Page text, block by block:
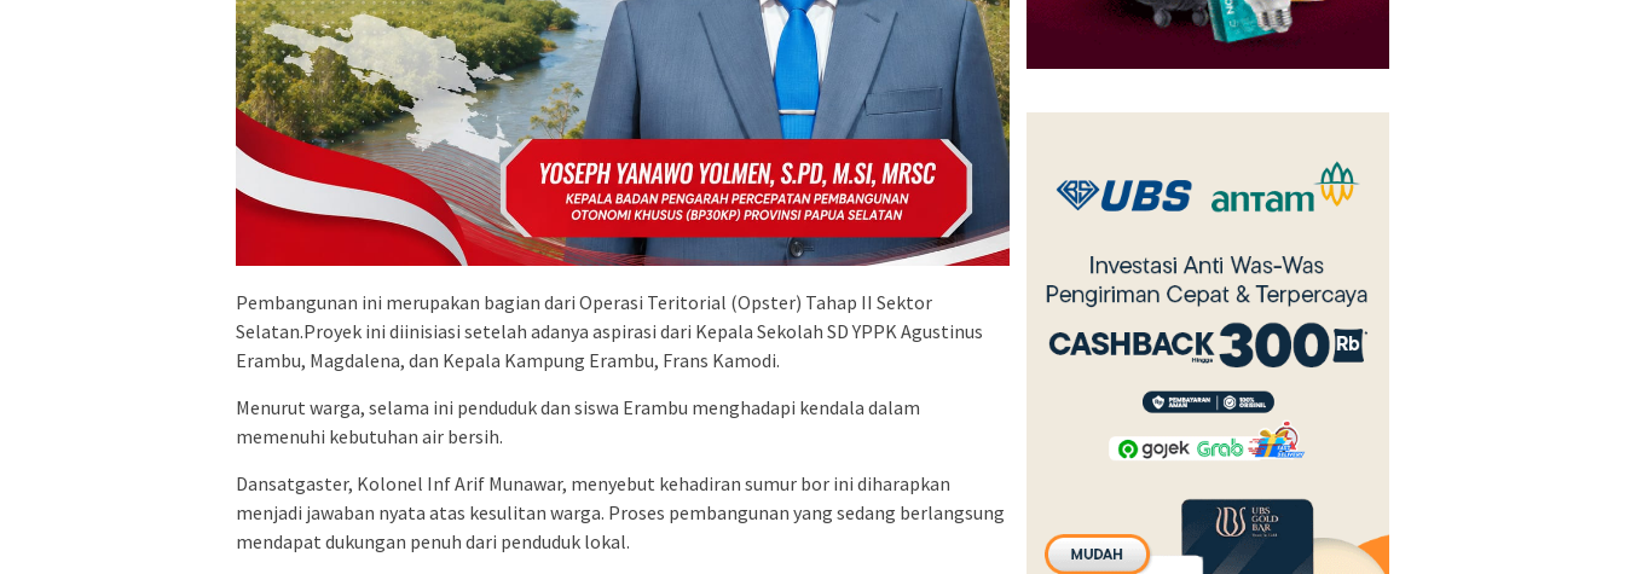
​Pembangunan ini merupakan bagian dari Operasi Teritorial (Opster) Tahap II Sektor
Selatan.Proyek ini diinisiasi setelah adanya aspirasi dari Kepala Sekolah SD YPPK Agustinus
Erambu, Magdalena, dan Kepala Kampung Erambu, Frans Kamodi.
​Menurut warga, selama ini penduduk dan siswa Erambu menghadapi kendala dalam
memenuhi kebutuhan air bersih.
​Dansatgaster, Kolonel Inf Arif Munawar, menyebut kehadiran sumur bor ini diharapkan
menjadi jawaban nyata atas kesulitan warga. Proses pembangunan yang sedang berlangsung
mendapat dukungan penuh dari penduduk lokal.​